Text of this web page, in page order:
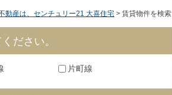
動産は、センチュリー21 大喜住宅 賃貸物件を検索
ださい。
片町線